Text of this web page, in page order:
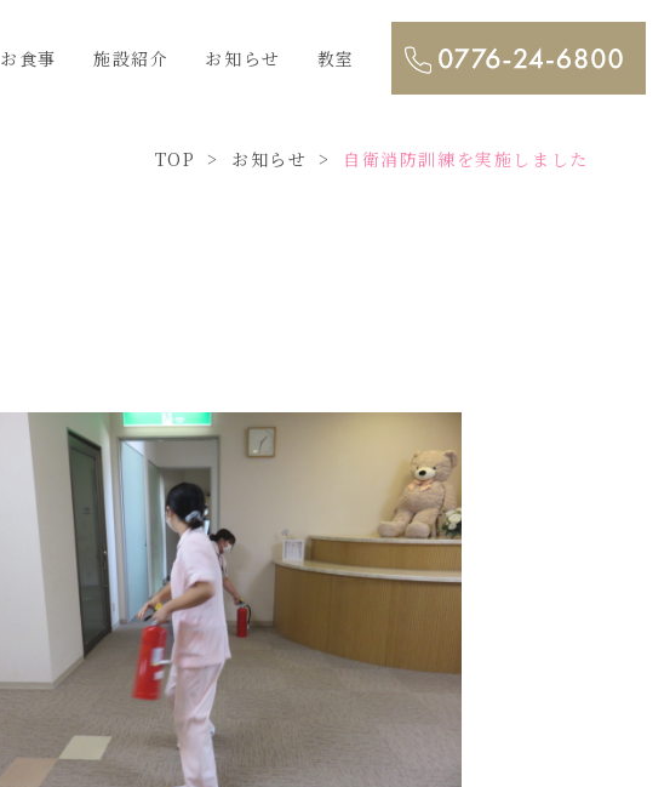
お食事 施設紹介 お知らせ 教室
TOP お知らせ 自衛消防訓練を実施しました